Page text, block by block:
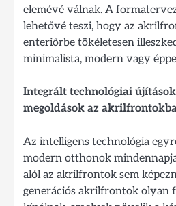
elemévé válnak. A
lehetővé teszi, hogy az
enteriőrbe tökéletesen
minimalista, modern vagy
Integrált technológiai
megoldások az
Az intelligens technológia
modern otthonok
alól az akrilfrontok sem
generációs akrilfrontok olyan